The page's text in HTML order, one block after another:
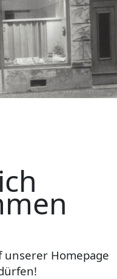
unserer Homepage